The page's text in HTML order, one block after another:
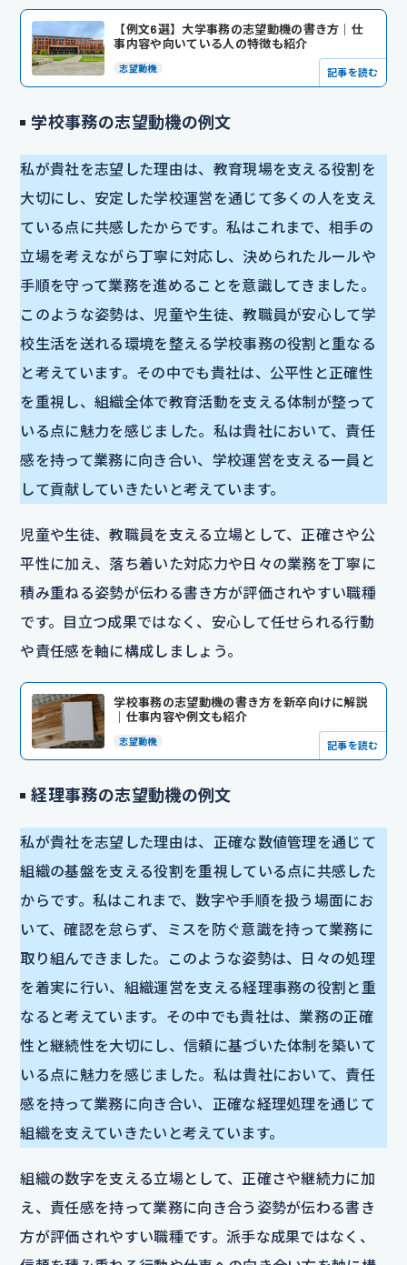
【例文6選】大学事務の志望動機の書き方｜仕
事内容や向いている人の特徴も紹介
志望動機 記事を読む
学校事務の志望動機の例文
私が貴社を志望した理由は、教育現場を支える役割を
大切にし、安定した学校運営を通じて多くの人を支え
ている点に共感したからです。私はこれまで、相手の
立場を考えながら丁寧に対応し、決められたルールや
手順を守って業務を進めることを意識してきました。
このような姿勢は、児童や生徒、教職員が安心して学
校生活を送れる環境を整える学校事務の役割と重なる
と考えています。その中でも貴社は、公平性と正確性
を重視し、組織全体で教育活動を支える体制が整って
いる点に魅力を感じました。私は貴社において、責任
感を持って業務に向き合い、学校運営を支える一員と
して貢献していきたいと考えています。
児童や生徒、教職員を支える立場として、正確さや公
平性に加え、落ち着いた対応力や日々の業務を丁寧に
積み重ねる姿勢が伝わる書き方が評価されやすい職種
です。目立つ成果ではなく、安心して任せられる行動
や責任感を軸に構成しましょう。
学校事務の志望動機の書き方を新卒向けに解説
｜仕事内容や例文も紹介
志望動機 記事を読む
経理事務の志望動機の例文
私が貴社を志望した理由は、正確な数値管理を通じて
組織の基盤を支える役割を重視している点に共感した
からです。私はこれまで、数字や手順を扱う場面にお
いて、確認を怠らず、ミスを防ぐ意識を持って業務に
取り組んできました。このような姿勢は、日々の処理
を着実に行い、組織運営を支える経理事務の役割と重
なると考えています。その中でも貴社は、業務の正確
性と継続性を大切にし、信頼に基づいた体制を築いて
いる点に魅力を感じました。私は貴社において、責任
感を持って業務に向き合い、正確な経理処理を通じて
組織を支えていきたいと考えています。
組織の数字を支える立場として、正確さや継続力に加
え、責任感を持って業務に向き合う姿勢が伝わる書き
方が評価されやすい職種です。派手な成果ではなく、